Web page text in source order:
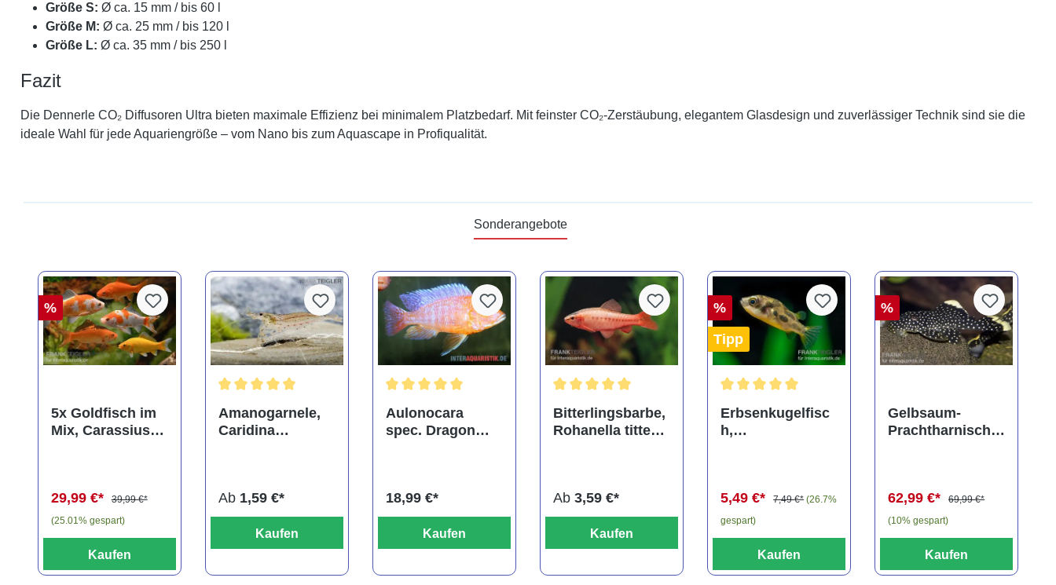
Größe S: Ø ca. 15 mm / bis 60 l
Größe M: Ø ca. 25 mm / bis 120 l
Größe L: Ø ca. 35 mm / bis 250 l
Fazit
Die Dennerle CO₂ Diffusoren Ultra bieten maximale Effizienz bei minimalem Platzbedarf. Mit feinster CO₂-Zerstäubung, elegantem Glasdesign und zuverlässiger Technik sind sie die
ideale Wahl für jede Aquariengröße – vom Nano bis zum Aquascape in Profiqualität.
Sonderangebote
%
5x Goldfisch im
Mix, Carassius
29,99 €*
39,99 €*
(25.01% gespart)
Kaufen
Amanogarnele,
Caridina
Ab 1,59 €*
Kaufen
Aulonocara
spec. Dragon
18,99 €*
Kaufen
Bitterlingsbarbe,
Rohanella titteya,
Ab 3,59 €*
Kaufen
%
Tipp
Erbsenkugelfisc
h,
5,49 €*
7,49 €* (26.7%
gespart)
Kaufen
%
Gelbsaum-
Prachtharnischw
62,99 €*
69,99 €*
(10% gespart)
Kaufen